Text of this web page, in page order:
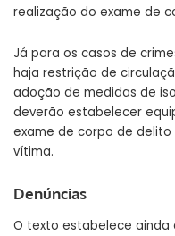
realização do exame de
Já para os casos de
haja restrição de
adoção de medidas de
deverão estabelecer
exame de corpo de
vítima.
Denúncias
O texto estabelece ainda